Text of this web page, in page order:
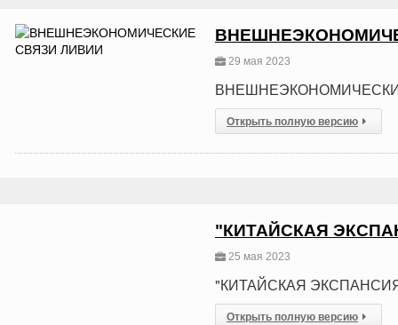
29 мая 2023
Открыть полную версию
"КИТАЙСКАЯ
25 мая 2023
"КИТАЙСКАЯ
Открыть полную версию